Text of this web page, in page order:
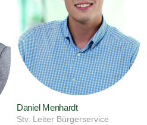
Daniel Menhardt
Stv. Leiter Bürgerservice